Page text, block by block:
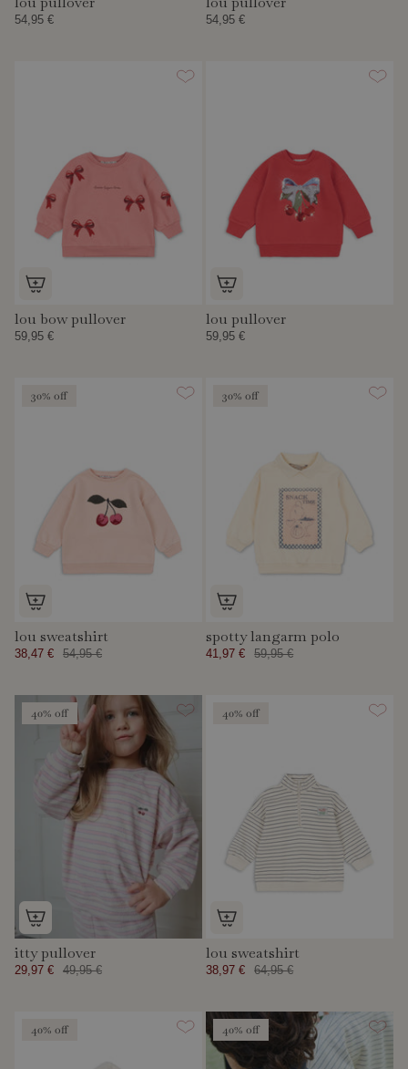
54,95 € 54,95 €
lou bow pullover
59,95 €
lou pullover
59,95 €
30% off
lou sweatshirt
38,47 € 54,95 €
30% off
spotty langarm polo
41,97 € 59,95 €
40% off
itty pullover
29,97 € 49,95 €
40% off
lou sweatshirt
38,97 € 64,95 €
40% off 40% off